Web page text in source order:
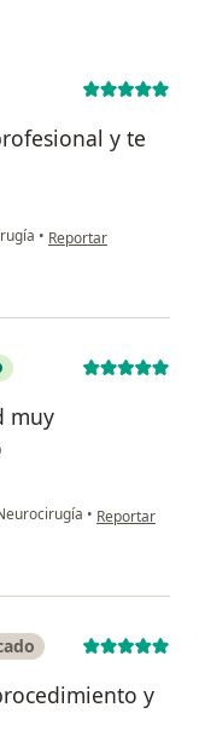
y te
• en opinión del usuario
Reportar
muy
• en opinión del
Reportar
y